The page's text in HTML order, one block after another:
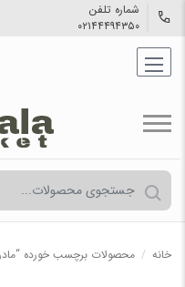
شماره تلفن
۰۲۱۴۴۴۹۴۳۵۰
خانه / محصولات برچسب خورده